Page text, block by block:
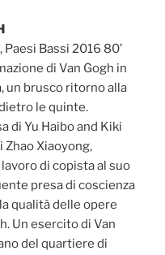
Paesi Bassi 2016 80’
di Van Gogh in
un brusco ritorno alla
le quinte.
di Yu Haibo and Kiki
Zhao Xiaoyong,
di copista al suo
presa di coscienza
qualità delle opere
Un esercito di Van
del quartiere di